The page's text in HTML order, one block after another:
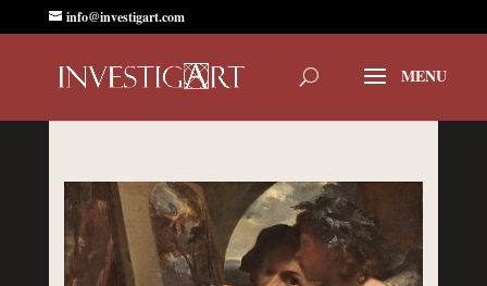
info@investigart.com